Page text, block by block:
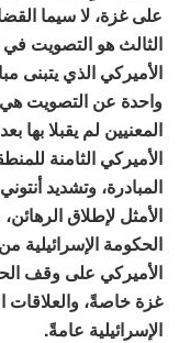
على غزة، لا سيما
الثالث هو التصويت
الأميركي الذي يتبنى
واحدة عن التصويت هي
المعنيين لم يقبلا بها
الأميركي الثامنة
المبادرة، وتشديد
الأمثل لإطلاق
الحكومة الإسرائيلية
الأميركي على وقف
غزة خاصةً، والعلاقات
الإسرائيلية عامةً.